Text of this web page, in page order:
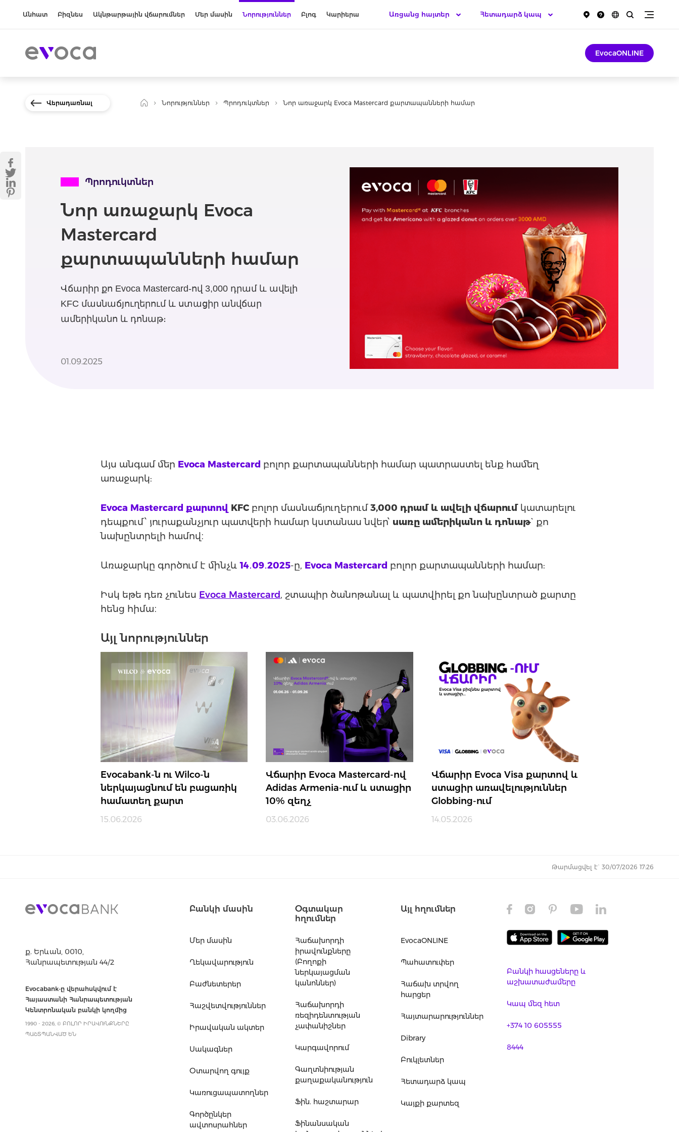
Անհատ Բիզնես Ակնթարթային վճարումներ Մեր մասին Նորություններ Բլոգ Կարիերա Հետադարձ կապ
Առցանց հայտեր
EvocaONLINE
Վերադառնալ Նորություններ Պրոդուկտներ Նոր առաջարկ Evoca Mastercard քարտապանների համար
Պրոդուկտներ
Նոր առաջարկ Evoca
Mastercard
քարտապանների համար
Վճարիր քո Evoca Mastercard-ով 3,000 դրամ և ավելի
KFC մասնաճյուղերում և ստացիր անվճար
ամերիկանո և դոնաթ։
01.09.2025
Այս անգամ մեր Evoca Mastercard բոլոր քարտապանների համար պատրաստել ենք համեղ
առաջարկ:
Evoca Mastercard քարտով KFC բոլոր մասնաճյուղերում3,000 դրամ և ավելի վճարումկատարելու
դեպքում՝ յուրաքանչյուր պատվերի համար կստանաս նվեր՝ սառը ամերիկանո և դոնաթ` քո
նախընտրելի համով։
Առաջարկը գործում է մինչև14․09․2025-ը, Evoca Mastercard բոլոր քարտապանների համար:
Իսկ եթե դեռ չունես Evoca Mastercard, շտապիր ծանոթանալ և պատվիրել քո նախընտրած քարտը
հենց հիմա։
Այլ նորություններ
Evocabank-ն ու Wilco-ն
ներկայացնում են բացառիկ
համատեղ քարտ
15.06.2026
Վճարիր Evoca Mastercard-ով
Adidas Armenia-ում և ստացիր
10% զեղչ
03.06.2026
Վճարիր Evoca Visa քարտով և
ստացիր առավելություններ
Globbing-ում
14.05.2026
Թարմացվել է` 30/07/2026 17:26
ք. Երևան, 0010,
Հանրապետության 44/2
Evocabank-ը վերահսկվում է
Հայաստանի Հանրապետության
Կենտրոնական բանկի կողմից
1990 - 2026, © ԲՈԼՈՐ ԻՐԱՎՈՒՆՔՆԵՐԸ
ՊԱՇՏՊԱՆՎԱԾ ԵՆ
Բանկի մասին
Մեր մասին
Ղեկավարություն
Բաժնետերեր
Հաշվետվություններ
Իրավական ակտեր
Սակագներ
Օտարվող գույք
Կառուցապատողներ
Գործընկեր
ավտոսրահներ
Օգտակար
հղումներ
Հաճախորդի
իրավունքները
(Բողոքի
ներկայացման
կանոններ)
Հաճախորդի
ռեզիդենտության
չափանիշներ
Կարգավորում
Գաղտնիության
քաղաքականություն
Ֆին. հաշտարար
Ֆինանսական
Այլ հղումներ
EvocaONLINE
Պահատուփեր
Հաճախ տրվող
հարցեր
Հայտարարություններ
Dibrary
Բուկլետներ
Հետադարձ կապ
Կայքի քարտեզ
Բանկի հասցեները և
աշխատաժամերը
Կապ մեզ հետ
+374 10 605555
8444